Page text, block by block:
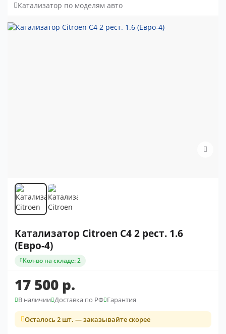
Катализатор по моделям авто
Катализатор Citroen C4 2 рест. 1.6
(Евро-4)
Кол-во на складе: 2
17 500 р.
В наличии Доставка по РФ Гарантия
Осталось 2 шт. — заказывайте скорее